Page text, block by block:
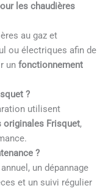
les chaudières
au gaz et
ou électriques afin de
unfonctionnement
?
utilisent
originales Frisquet,
?
un dépannage
et un suivi régulier